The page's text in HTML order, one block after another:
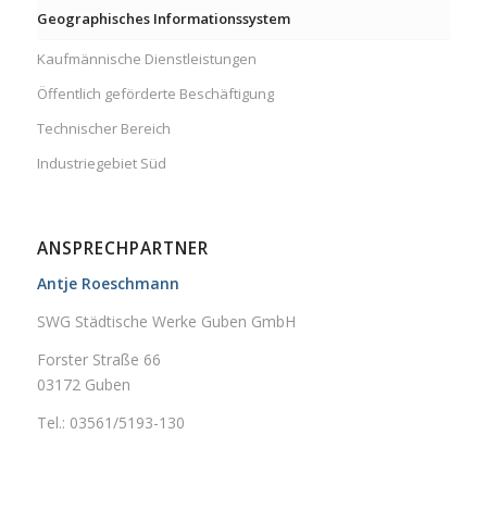
Geographisches Informationssystem
Kaufmännische Dienstleistungen
Öffentlich geförderte Beschäftigung
Technischer Bereich
Industriegebiet Süd
ANSPRECHPARTNER
Antje Roeschmann
SWG Städtische Werke Guben GmbH
Forster Straße 66
03172 Guben
Tel.: 03561/5193-130